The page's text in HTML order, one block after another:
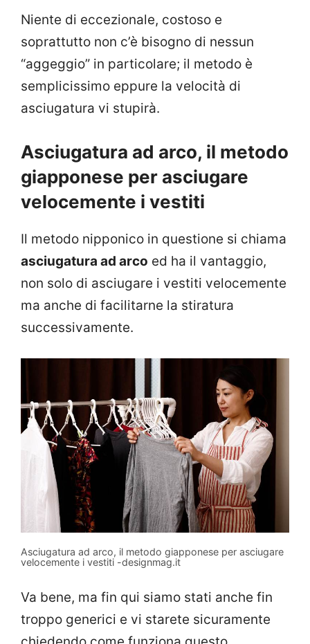
Niente di eccezionale, costoso e
soprattutto non c’è bisogno di nessun
“aggeggio” in particolare; il metodo è
semplicissimo eppure la velocità di
asciugatura vi stupirà.
Asciugatura ad arco, il metodo
giapponese per asciugare
velocemente i vestiti
Il metodo nipponico in questione si chiama
asciugatura ad arco ed ha il vantaggio,
non solo di asciugare i vestiti velocemente
ma anche di facilitarne la stiratura
successivamente.
Asciugatura ad arco, il metodo giapponese per asciugare
velocemente i vestiti -designmag.it
Va bene, ma fin qui siamo stati anche fin
troppo generici e vi starete sicuramente